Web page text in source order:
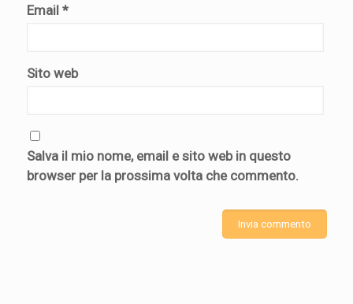
Email *
Sito web
Salva il mio nome, email e sito web in questo
browser per la prossima volta che commento.